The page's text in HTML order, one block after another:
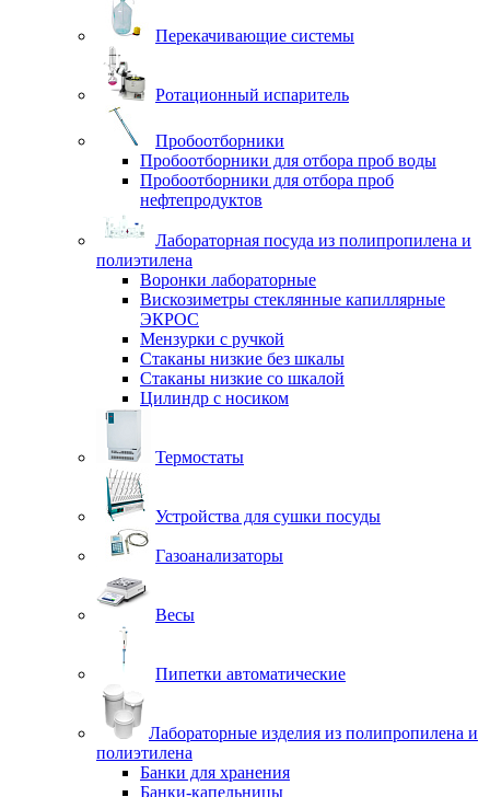
Перекачивающие системы
Ротационный испаритель
Пробоотборники
Пробоотборники для отбора проб воды
Пробоотборники для отбора проб
нефтепродуктов
Лабораторная посуда из полипропилена и
полиэтилена
Воронки лабораторные
Вискозиметры стеклянные капиллярные
ЭКРОС
Мензурки с ручкой
Стаканы низкие без шкалы
Стаканы низкие со шкалой
Цилиндр с носиком
Термостаты
Устройства для сушки посуды
Газоанализаторы
Весы
Пипетки автоматические
Лабораторные изделия из полипропилена и
полиэтилена
Банки для хранения
Банки-капельницы